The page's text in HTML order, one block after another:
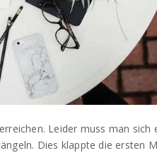
Leider muss man sich
Dies klappte die ersten